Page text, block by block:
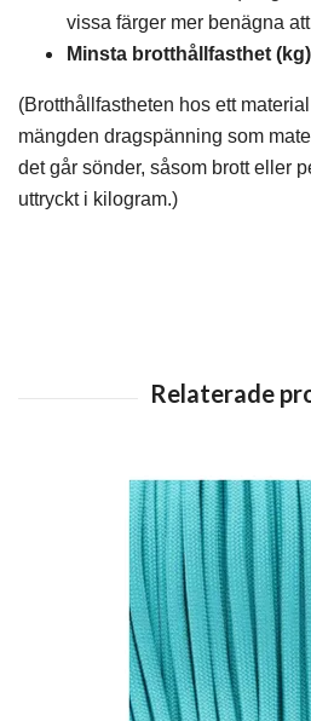
vissa färger mer benägna
Minsta brotthållfasthet
(Brotthållfastheten hos ett
mängden dragspänning som
det går sönder, såsom brott eller
uttryckt i kilogram.)